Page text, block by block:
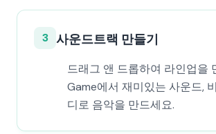
3 사운드트랙 만들기
드래그 앤 드롭하여 라인업을
Game에서 재미있는 사운드,
디로 음악을 만드세요.